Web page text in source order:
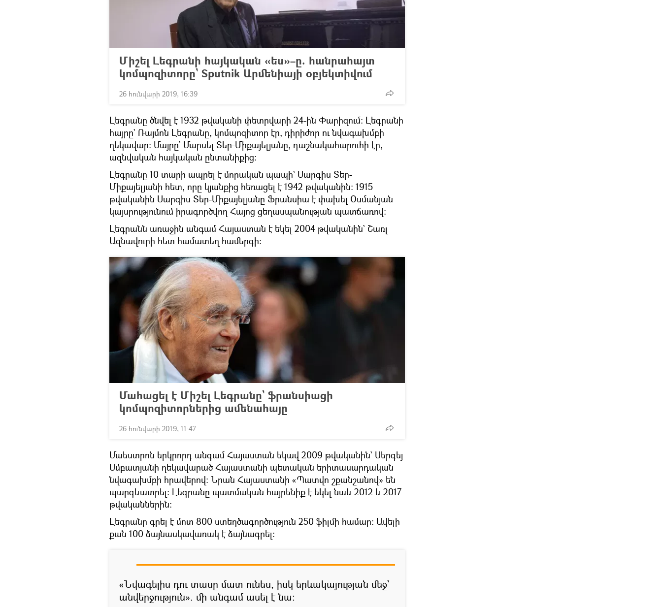
Միշել Լեգրանի հայկական «ես»–ը. հանրահայտ
կոմպոզիտորը` Sputnik Արմենիայի օբյեկտիվում
26 հունվարի 2019, 16:39
Լեգրանը ծնվել է 1932 թվականի փետրվարի 24-ին Փարիզում։ Լեգրանի
հայրը` Ռայմոն Լեգրանը, կոմպոզիտոր էր, դիրիժոր ու նվագախմբի
ղեկավար։ Մայրը` Մարսել Տեր-Միքայելյանը, դաշնակահարուհի էր,
ազնվական հայկական ընտանիքից։
Լեգրանը 10 տարի ապրել է մորական պապի` Սարգիս Տեր-
Միքայելյանի հետ, որը կյանքից հեռացել է 1942 թվականին։ 1915
թվականին Սարգիս Տեր-Միքայելյանը Ֆրանսիա է փախել Օսմանյան
կայսրությունում իրագործվող Հայոց ցեղասպանության պատճառով։
Լեգրանն առաջին անգամ Հայաստան է եկել 2004 թվականին` Շառլ
Ազնավուրի հետ համատեղ համերգի։
Մահացել է Միշել Լեգրանը` ֆրանսիացի
կոմպոզիտորներից ամենահայը
26 հունվարի 2019, 11:47
Մաեստրոն երկրորդ անգամ Հայաստան եկավ 2009 թվականին` Սերգեյ
Սմբատյանի ղեկավարած Հայաստանի պետական երիտասարդական
նվագախմբի հրավերով։ Նրան Հայաստանի «Պատվո շքանշանով» են
պարգևատրել։ Լեգրանը պատմական հայրենիք է եկել նաև 2012 և 2017
թվականներին։
Լեգրանը գրել է մոտ 800 ստեղծագործություն 250 ֆիլմի համար։ Ավելի
քան 100 ձայնասկավառակ է ձայնագրել։
«Նվագելիս դու տասը մատ ունես, իսկ երևակայության մեջ`
անվերջություն». մի անգամ ասել է նա: